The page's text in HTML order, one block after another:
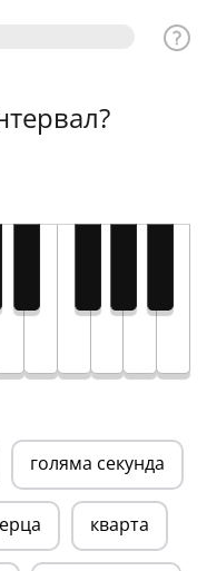
голяма секунда
кварта